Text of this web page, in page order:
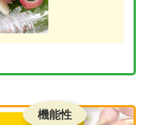
機能性